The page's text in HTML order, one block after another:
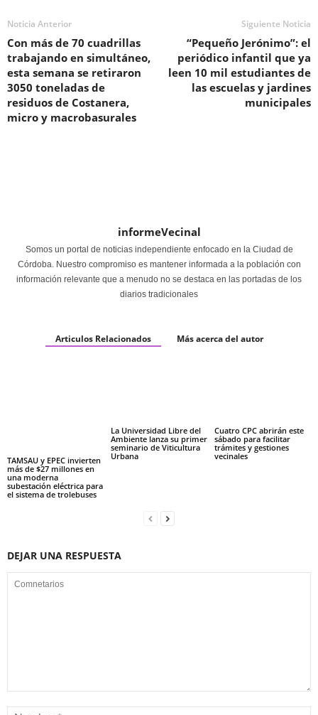
Noticia Anterior
Con más de 70 cuadrillas
trabajando en simultáneo,
esta semana se retiraron
3050 toneladas de
residuos de Costanera,
micro y macrobasurales
Siguiente Noticia
“Pequeño Jerónimo”: el
periódico infantil que ya
leen 10 mil estudiantes de
las escuelas y jardines
municipales
informeVecinal
Somos un portal de noticias independiente enfocado en la Ciudad de
Córdoba. Nuestro compromiso es mantener informada a la población con
información relevante que a menudo no se destaca en las portadas de los
diarios tradicionales
Articulos Relacionados Más acerca del autor
TAMSAU y EPEC invierten
más de $27 millones en
una moderna
subestación eléctrica para
el sistema de trolebuses
La Universidad Libre del
Ambiente lanza su primer
seminario de Viticultura
Urbana
Cuatro CPC abrirán este
sábado para facilitar
trámites y gestiones
vecinales
DEJAR UNA RESPUESTA